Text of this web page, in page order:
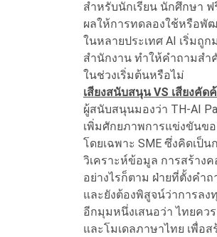
สำหรับนักเรียน นักศึกษา
ผลให้การทดลองใช้หรือพัฒ
ในหลายประเทศ AI เริ่มถู
สำนักงาน ทำให้คำถามสำ
ในช่วงเริ่มต้นหรือไม่
เสียงสนับสนุน VS เสียงคัด
ผู้สนับสนุนมองว่า TH-AI
เพิ่มศักยภาพการแข่งขันขอ
โดยเฉพาะ SME ซึ่งคิดเป็
วิเคราะห์ข้อมูล การสร้าง
อย่างไรก็ตาม ฝ่ายที่ตั้งคำ
และยังต้องพิสูจน์ว่าการลง
อีกมุมหนึ่งเสนอว่า ไทยควร
และโมเดลภาษาไทย เพื่อ